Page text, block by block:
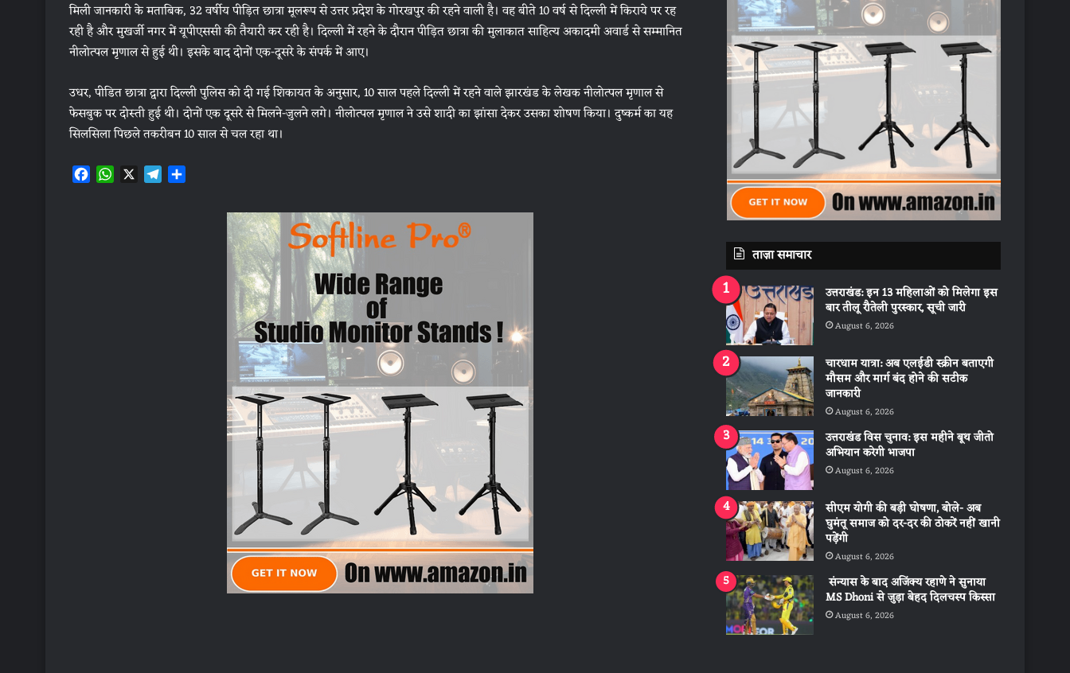
मिली जानकारी के मताबिक, 32 वर्षीय पीड़ित छात्रा मूलरूप से उत्तर प्रदेश के गोरखपुर की रहने वाली है। वह बीते 10 वर्ष से दिल्ली में किराये पर रह
रही है और मुखर्जी नगर में यूपीएससी की तैयारी कर रही है। दिल्ली में रहने के दौरान पीड़ित छात्रा की मुलाकात साहित्य अकादमी अवार्ड से सम्मानित
नीलोत्पल मृणाल से हुई थी। इसके बाद दोनों एक-दूसरे के संपर्क में आए।
उधर, पीडित छात्रा द्वारा दिल्ली पुलिस को दी गई शिकायत के अनुसार, 10 साल पहले दिल्ली में रहने वाले झारखंड के लेखक नीलोत्पल मृणाल से
फेसबुक पर दोस्ती हुई थी। दोनों एक दूसरे से मिलने-जुलने लगे। नीलोत्पल मृणाल ने उसे शादी का झांसा देकर उसका शोषण किया। दुष्कर्म का यह
सिलसिला पिछले तकरीबन 10 साल से चल रहा था।
F W X T
ताज़ा समाचार
उत्तराखंड: इन 13 महिलाओं को मिलेगा इस
बार तीलू रौतेली पुरस्कार, सूची जारी
August 6, 2026
चारधाम यात्रा: अब एलईडी स्क्रीन बताएगी
मौसम और मार्ग बंद होने की सटीक
जानकारी
August 6, 2026
उत्तराखंड विस चुनाव: इस महीने बूथ जीतो
अभियान करेगी भाजपा
August 6, 2026
सीएम योगी की बड़ी घोषणा, बोले- अब
घुमंतू समाज को दर-दर की ठोकरें नहीं खानी
पड़ेंगी
August 6, 2026
संन्यास के बाद अजिंक्‍य रहाणे ने सुनाया
MS Dhoni से जुड़ा बेहद दिलचस्प किस्सा
August 6, 2026